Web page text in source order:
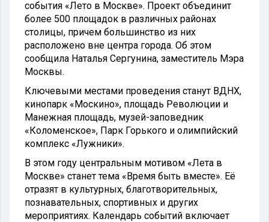
события «Лето в Москве». Проект объединит
более 500 площадок в различных районах
столицы, причем большинство из них
расположено вне центра города. Об этом
сообщила Наталья Сергунина, заместитель Мэра
Москвы.
Ключевыми местами проведения станут ВДНХ,
кинопарк «Москино», площадь Революции и
Манежная площадь, музей-заповедник
«Коломенское», Парк Горького и олимпийский
комплекс «Лужники».
В этом году центральным мотивом «Лета в
Москве» станет тема «Время быть вместе». Её
отразят в культурных, благотворительных,
познавательных, спортивных и других
мероприятиях. Календарь событий включает